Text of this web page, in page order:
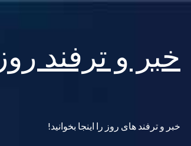
content
خبر و ترفند روز
خبر و ترفند های روز را اینجا بخوانید!